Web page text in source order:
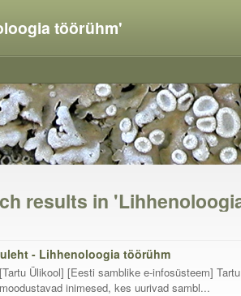
töörühm'
results in
- Lihhenoloogia töörühm
[Tartu Ülikool] [Eesti samblike e-infosüsteem]
moodustavad inimesed, kes uurivad sambl...